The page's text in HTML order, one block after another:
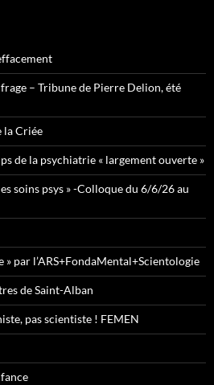
– Tribune de Pierre Delion, été
la Criée
de la psychiatrie « largement ouverte »
soins psys » -Colloque du 6/6/26 au
» par l’ARS+FondaMental+Scientologie
de Saint-Alban
pas scientiste ! FEMEN